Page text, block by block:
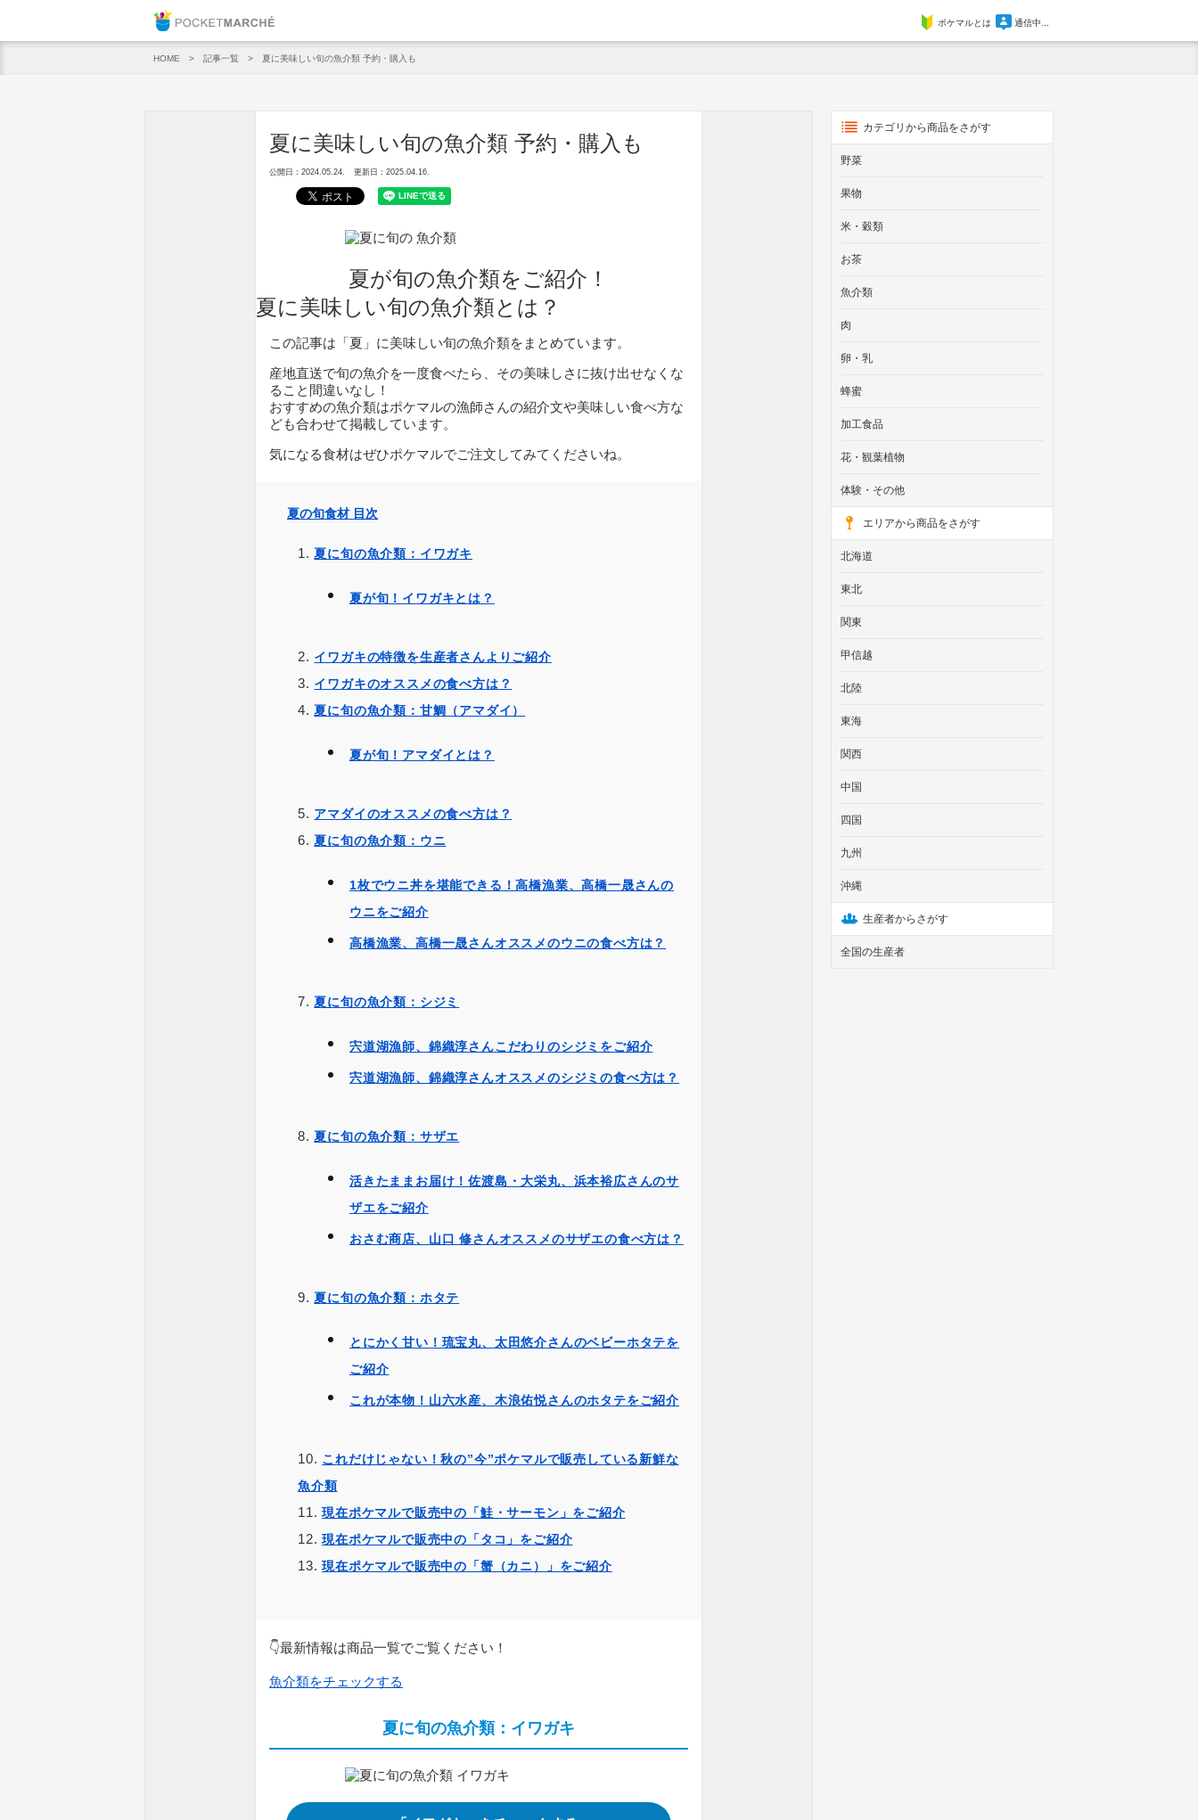
ポケマルとは 通信中...
HOME 記事一覧 夏に美味しい旬の魚介類 予約・購入も
夏に美味しい旬の魚介類 予約・購入も
公開日：2024.05.24. 更新日：2025.04.16.
夏が旬の魚介類をご紹介！
夏に美味しい旬の魚介類とは？
この記事は「夏」に美味しい旬の魚介類をまとめています。
産地直送で旬の魚介を一度食べたら、その美味しさに抜け出せなくな
ること間違いなし！
おすすめの魚介類はポケマルの漁師さんの紹介文や美味しい食べ方な
ども合わせて掲載しています。
気になる食材はぜひポケマルでご注文してみてくださいね。
夏の旬食材 目次
夏に旬の魚介類：イワガキ
夏が旬！イワガキとは？
イワガキの特徴を生産者さんよりご紹介
イワガキのオススメの食べ方は？
夏に旬の魚介類：甘鯛（アマダイ）
夏が旬！アマダイとは？
アマダイのオススメの食べ方は？
夏に旬の魚介類：ウニ
1枚でウニ丼を堪能できる！高橋漁業、高橋一晟さんの
ウニをご紹介
高橋漁業、高橋一晟さんオススメのウニの食べ方は？
夏に旬の魚介類：シジミ
宍道湖漁師、錦織淳さんこだわりのシジミをご紹介
宍道湖漁師、錦織淳さんオススメのシジミの食べ方は？
夏に旬の魚介類：サザエ
活きたままお届け！佐渡島・大栄丸、浜本裕広さんのサ
ザエをご紹介
おさむ商店、山口 修さんオススメのサザエの食べ方は？
夏に旬の魚介類：ホタテ
とにかく甘い！琉宝丸、太田悠介さんのベビーホタテを
ご紹介
これが本物！山六水産、木浪佑悦さんのホタテをご紹介
これだけじゃない！秋の”今”ポケマルで販売している新鮮な
魚介類
現在ポケマルで販売中の「鮭・サーモン」をご紹介
現在ポケマルで販売中の「タコ」をご紹介
現在ポケマルで販売中の「蟹（カニ）」をご紹介
👇最新情報は商品一覧でご覧ください！
魚介類をチェックする
夏に旬の魚介類：イワガキ
カテゴリから商品をさがす
野菜
果物
米・穀類
お茶
魚介類
肉
卵・乳
蜂蜜
加工食品
花・観葉植物
体験・その他
エリアから商品をさがす
北海道
東北
関東
甲信越
北陸
東海
関西
中国
四国
九州
沖縄
生産者からさがす
全国の生産者